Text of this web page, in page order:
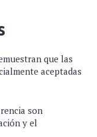
que las
aceptadas
son
y el